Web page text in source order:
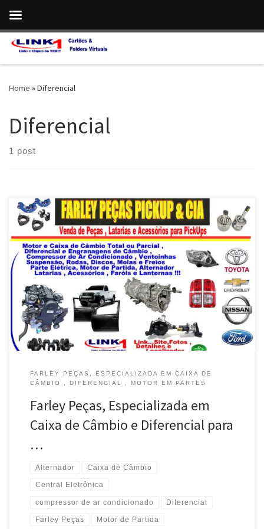
Skip to content
Home »Diferencial
Diferencial
1 post
Farley Peças , Especializada em Caixa de Cãmbio e Diferencial
para PickUps em Geral – Taguatinga / Brasília DF Farley Peças ,
Vende Caixa de Câmbio e Diferencial total ou parcial – Toyota
Hilux –Brasília / Taguatinga / DF Chevrolet Blaiser vende
Compressor de Ar Condicionado e Kit de Refrigeração […]
FARLEY PEÇAS, ESPECIALIZADA EM CAIXA DE
CÂMBIO , DIFERENCIAL , MOTOR EM PARTES
Farley Peças, Especializada em
Caixa de Câmbio e Diferencial para
…
Alternador Caixa de Câmbio
Central Eletrônica
compressor de ar condicionado Diferencial
Farley Peças Motor de Partida